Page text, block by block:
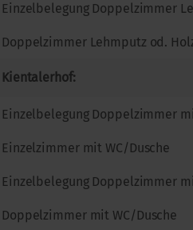
Einzelbelegung Doppelzimmer
Doppelzimmer Lehmputz od.
Kientalerhof:
Einzelbelegung Doppelzimmer
Einzelzimmer mit WC/Dusche
Einzelbelegung Doppelzimmer
Doppelzimmer mit WC/Dusche